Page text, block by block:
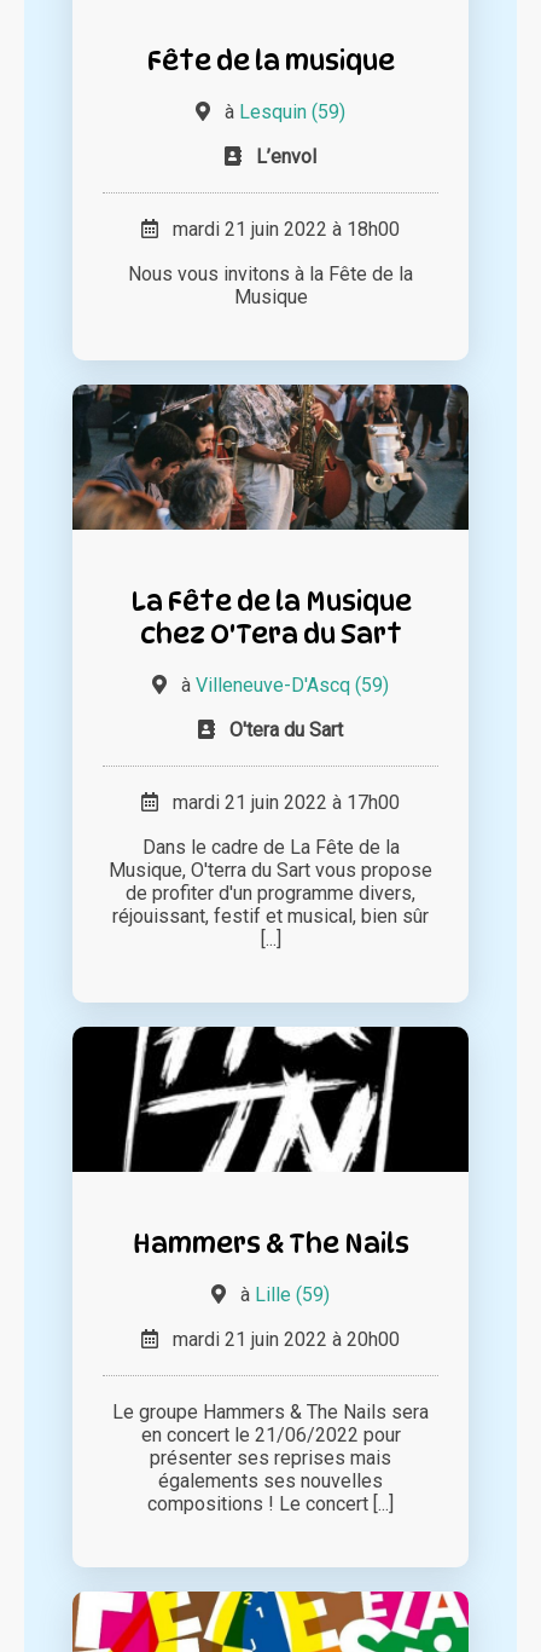
Fête de la musique
à Lesquin (59)
L’envol
mardi 21 juin 2022 à 18h00
Nous vous invitons à la Fête de la
Musique
La Fête de la Musique
chez O'Tera du Sart
à Villeneuve-D'Ascq (59)
O'tera du Sart
mardi 21 juin 2022 à 17h00
Dans le cadre de La Fête de la
Musique, O'terra du Sart vous propose
de profiter d'un programme divers,
réjouissant, festif et musical, bien sûr
[...]
Hammers & The Nails
à Lille (59)
mardi 21 juin 2022 à 20h00
Le groupe Hammers & The Nails sera
en concert le 21/06/2022 pour
présenter ses reprises mais
égalements ses nouvelles
compositions ! Le concert [...]